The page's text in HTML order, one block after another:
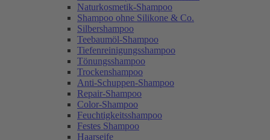
Naturkosmetik-Shampoo
Shampoo ohne Silikone & Co.
Silbershampoo
Teebaumöl-Shampoo
Tiefenreinigungsshampoo
Tönungsshampoo
Trockenshampoo
Anti-Schuppen-Shampoo
Repair-Shampoo
Color-Shampoo
Feuchtigkeitsshampoo
Festes Shampoo
Haarseife